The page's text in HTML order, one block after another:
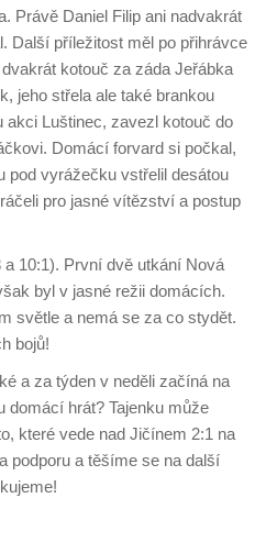
Právě Daniel Filip ani nadvakrát
Další příležitost měl po přihrávce
kotouč za záda Jeřábka
jeho střela ale také brankou
akci Luštinec, zavezl kotouč do
Domácí forvard si počkal,
pod vyrážečku vstřelil desátou
pro jasné vítězství a postup
10:1). První dvě utkání Nová
byl v jasné režii domácích.
světle a nemá se za co stydět.
bojů!
a za týden v neděli začíná na
domácí hrát? Tajenku může
které vede nad Jičínem 2:1 na
podporu a těšíme se na další